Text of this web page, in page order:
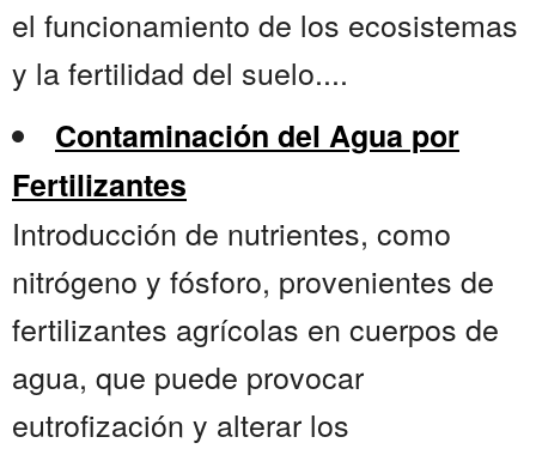
el funcionamiento de los ecosistemas
y la fertilidad del suelo....
Contaminación del Agua por
Fertilizantes
Introducción de nutrientes, como
nitrógeno y fósforo, provenientes de
fertilizantes agrícolas en cuerpos de
agua, que puede provocar
eutrofización y alterar los